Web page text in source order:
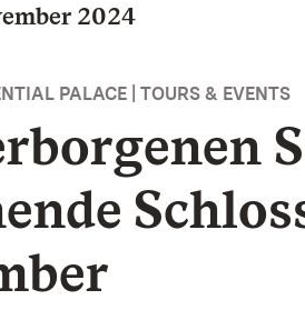
2024
PALACE | TOURS & EVENTS